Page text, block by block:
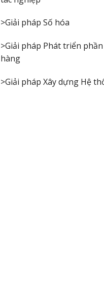
>Giải pháp Số hóa
>Giải pháp Phát triển
hàng
>Giải pháp Xây dựng Hệ